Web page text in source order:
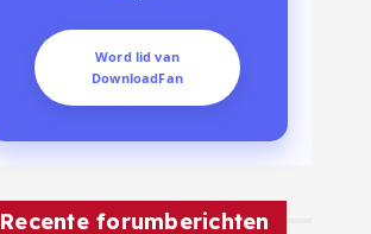
Word lid van
DownloadFan
Recente forumberichten